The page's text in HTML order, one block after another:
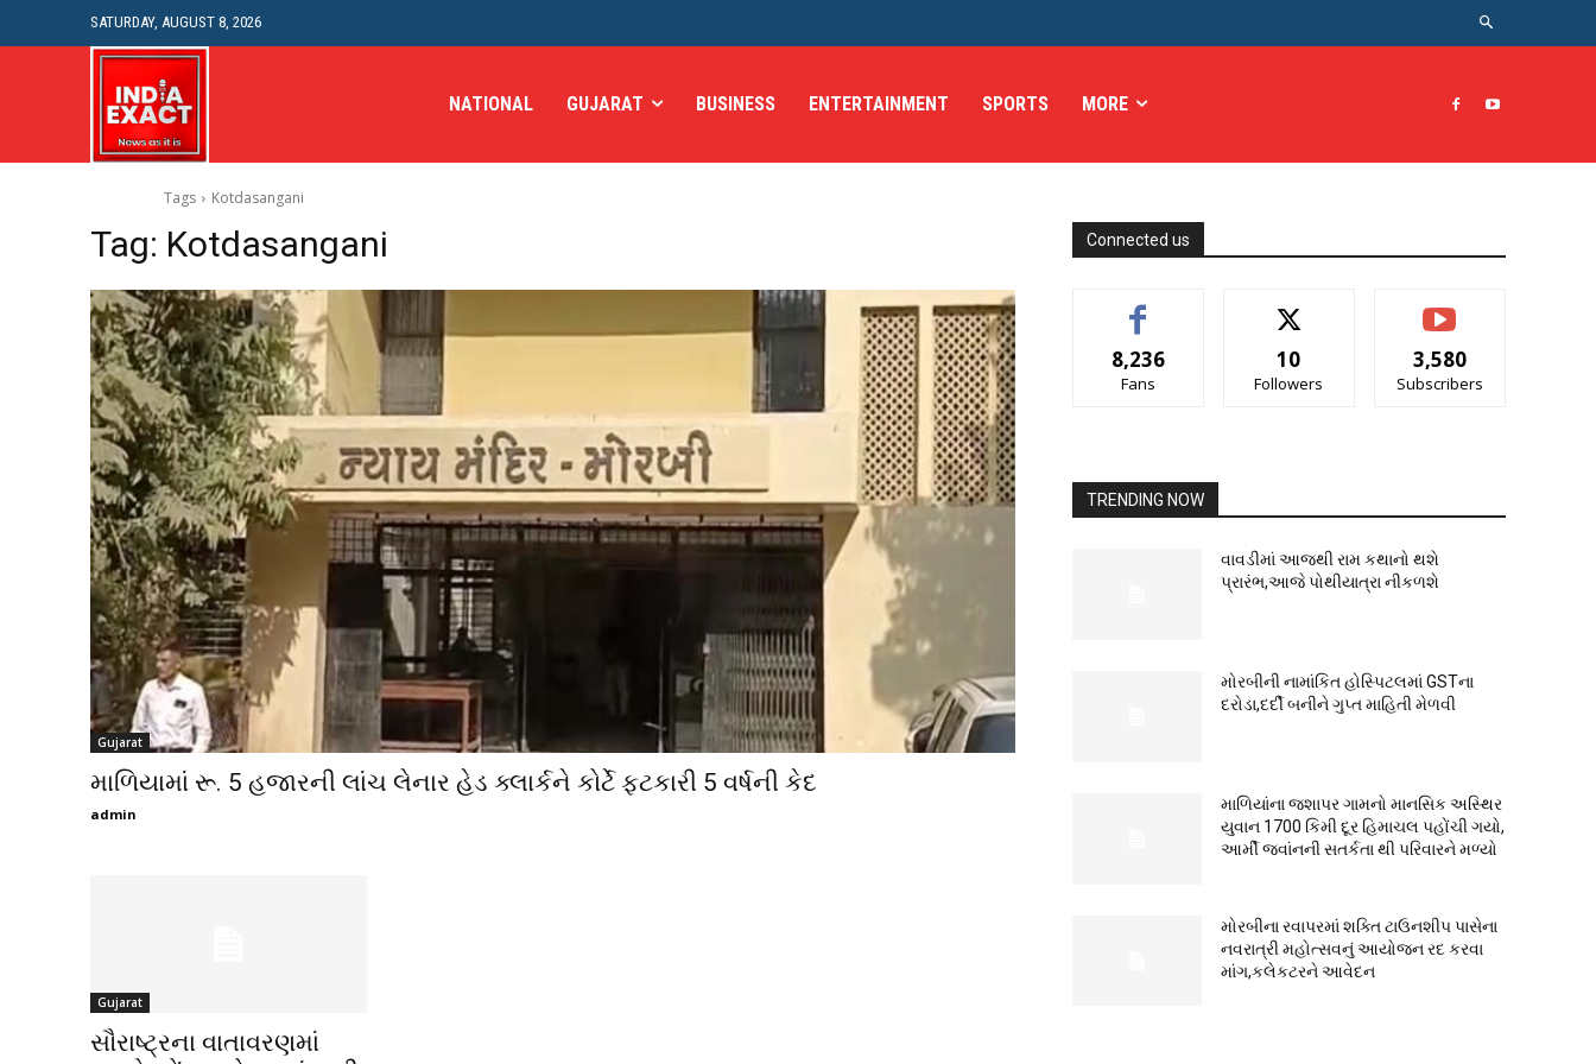
SATURDAY, AUGUST 8, 2026
NATIONAL GUJARAT BUSINESS ENTERTAINMENT SPORTS MORE
Tags Kotdasangani
Tag: Kotdasangani
Gujarat
માળિયામાં રૂ. 5 હજારની લાંચ લેનાર હેડ ક્લાર્કને કોર્ટે ફટકારી 5 વર્ષની કેદ
admin
Gujarat
સૌરાષ્ટ્રના વાતાવરણમાં
Connected us
8,236
Fans
10
Followers
3,580
Subscribers
TRENDING NOW
વાવડીમાં આજથી રામ કથાનો થશે
પ્રારંભ,આજે પોથીયાત્રા નીકળશે
મોરબીની નામાંકિત હોસ્પિટલમાં GSTના
દરોડા,દર્દી બનીને ગુપ્ત માહિતી મેળવી
માળિયાંના જશાપર ગામનો માનસિક અસ્થિર
યુવાન 1700 કિમી દૂર હિમાચલ પહોંચી ગયો,
આર્મી જવાંનની સતર્કતા થી પરિવારને મળ્યો
મોરબીના રવાપરમાં શક્તિ ટાઉનશીપ પાસેના
નવરાત્રી મહોત્સવનું આયોજન રદ કરવા
માંગ,કલેકટરને આવેદન